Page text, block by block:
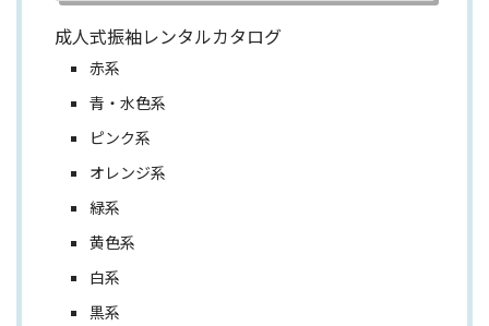
成人式振袖レンタルカタログ
赤系
青・水色系
ピンク系
オレンジ系
緑系
黄色系
白系
黒系